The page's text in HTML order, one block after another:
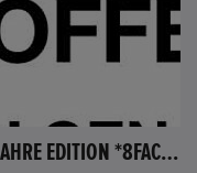
HONDA ACCORD 2.0 ELEGANCE 50 JAHRE EDITION *8FACH BEREIFT*